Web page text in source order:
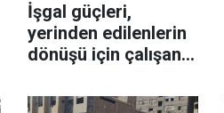
İşgal güçleri,
yerinden edilenlerin
dönüşü için çalışan
hedef aldı